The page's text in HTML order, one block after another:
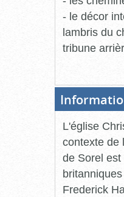
- le décor
lambris du
tribune
L'église
contexte de
de Sorel
Frederick